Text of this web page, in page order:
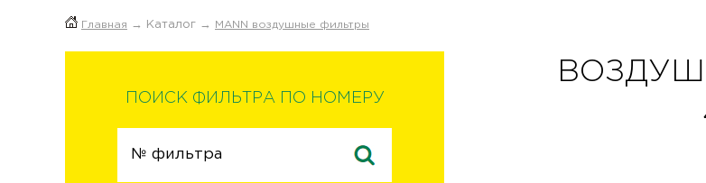
Главная → Каталог → MANN воздушные фильтры
ПОИСК ФИЛЬТРА ПО НОМЕРУ